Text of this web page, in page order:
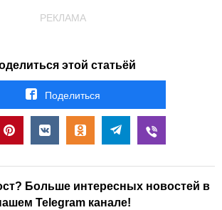
РЕКЛАМА
этой статьёй
Поделиться
Больше интересных новостей в
Telegram канале!